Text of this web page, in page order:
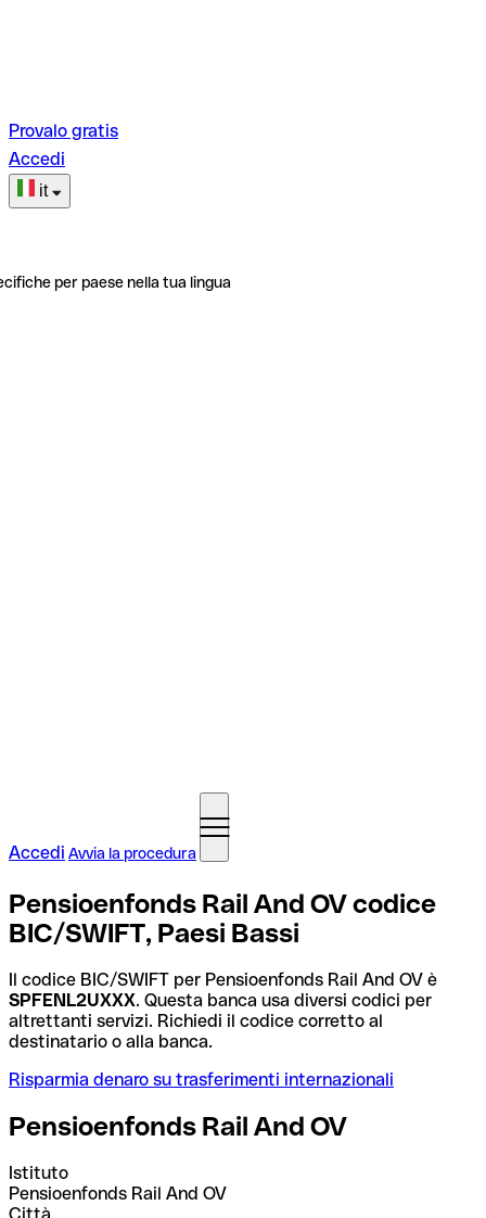
Provalo gratis
Accedi
it
per paese nella tua lingua
Accedi Avvia la procedura
Pensioenfonds Rail And OV codice
BIC/SWIFT, Paesi Bassi
Il codice BIC/SWIFT per Pensioenfonds Rail And OV è
SPFENL2UXXX. Questa banca usa diversi codici per
altrettanti servizi. Richiedi il codice corretto al
destinatario o alla banca.
Risparmia denaro su trasferimenti internazionali
Pensioenfonds Rail And OV
Istituto
Pensioenfonds Rail And OV
Città